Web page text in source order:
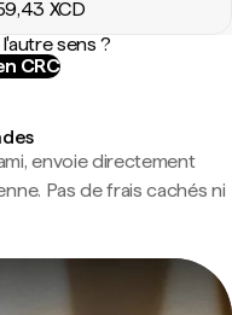
,43 XCD
sens ?
CRC
envoie directement
Pas de frais cachés ni